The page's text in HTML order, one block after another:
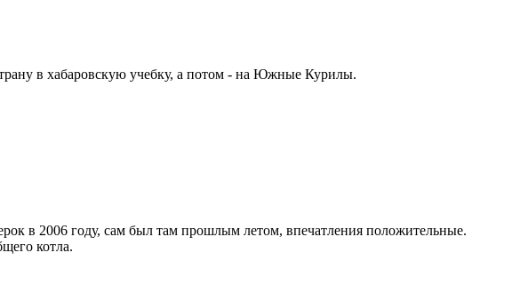
в хабаровскую учебку, а потом - на Южные Курилы.
в 2006 году, сам был там прошлым летом, впечатления положительные.
котла.